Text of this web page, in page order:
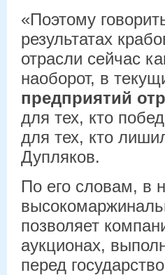
«Поэтому
результатах
отрасли сейчас
наоборот, в
предприятий
для тех, кто
для тех, кто
Дупляков.
По его словам, в
позволяет
аукционах,
перед